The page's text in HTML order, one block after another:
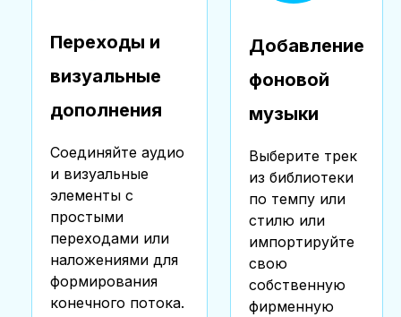
Переходы и
визуальные
дополнения
Соединяйте аудио
и визуальные
элементы с
простыми
переходами или
наложениями для
формирования
конечного потока.
Добавление
фоновой
музыки
Выберите трек
из библиотеки
по темпу или
стилю или
импортируйте
свою
собственную
фирменную